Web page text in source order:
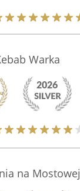
Warka
na Mostowej